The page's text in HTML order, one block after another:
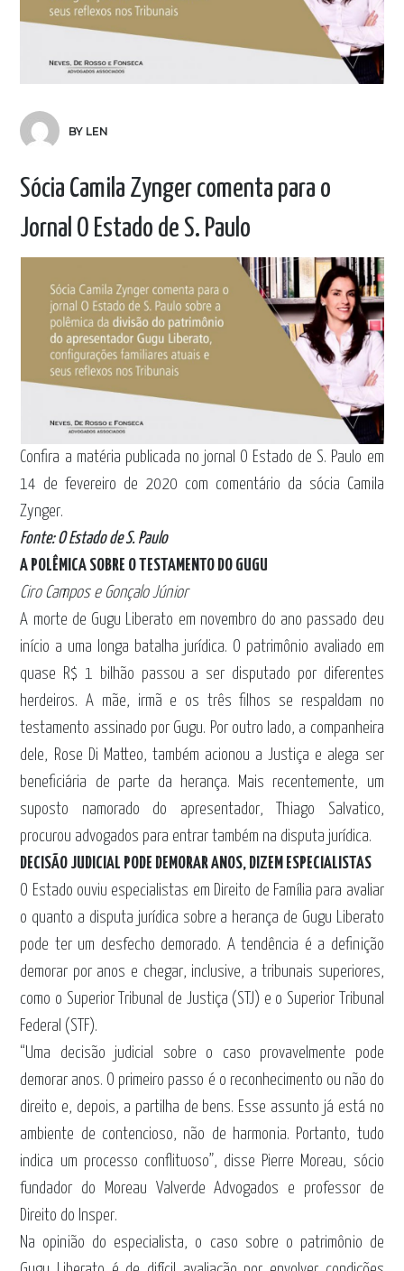
BY LEN
Sócia Camila Zynger comenta para o
Jornal O Estado de S. Paulo
Confira a matéria publicada no jornal O Estado de S. Paulo em
14 de fevereiro de 2020 com comentário da sócia Camila
Zynger.
Fonte: O Estado de S. Paulo
A POLÊMICA SOBRE O TESTAMENTO DO GUGU
Ciro Campos e Gonçalo Júnior
A morte de Gugu Liberato em novembro do ano passado deu
início a uma longa batalha jurídica. O patrimônio avaliado em
quase R$ 1 bilhão passou a ser disputado por diferentes
herdeiros. A mãe, irmã e os três filhos se respaldam no
testamento assinado por Gugu. Por outro lado, a companheira
dele, Rose Di Matteo, também acionou a Justiça e alega ser
beneficiária de parte da herança. Mais recentemente, um
suposto namorado do apresentador, Thiago Salvatico,
procurou advogados para entrar também na disputa jurídica.
DECISÃO JUDICIAL PODE DEMORAR ANOS, DIZEM ESPECIALISTAS
O Estado ouviu especialistas em Direito de Família para avaliar
o quanto a disputa jurídica sobre a herança de Gugu Liberato
pode ter um desfecho demorado. A tendência é a definição
demorar por anos e chegar, inclusive, a tribunais superiores,
como o Superior Tribunal de Justiça (STJ) e o Superior Tribunal
Federal (STF).
“Uma decisão judicial sobre o caso provavelmente pode
demorar anos. O primeiro passo é o reconhecimento ou não do
direito e, depois, a partilha de bens. Esse assunto já está no
ambiente de contencioso, não de harmonia. Portanto, tudo
indica um processo conflituoso”, disse Pierre Moreau, sócio
fundador do Moreau Valverde Advogados e professor de
Direito do Insper.
Na opinião do especialista, o caso sobre o patrimônio de